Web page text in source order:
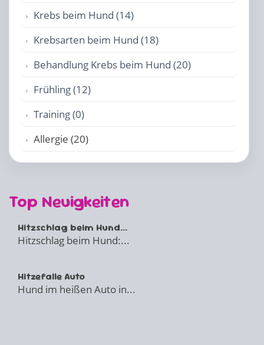
Krebs beim Hund (14)
Krebsarten beim Hund (18)
Behandlung Krebs beim Hund (20)
Frühling (12)
Training (0)
Allergie (20)
Top Neuigkeiten
Hitzschlag beim Hund...
Hitzschlag beim Hund:...
Hitzefalle Auto
Hund im heißen Auto in...